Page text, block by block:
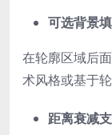
可选背景
在轮廓区域后
术风格或基于轮
距离衰减